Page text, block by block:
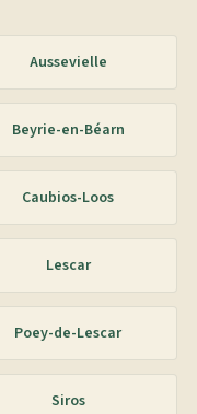
Aussevielle
Beyrie-en-Béarn
Caubios-Loos
Lescar
Poey-de-Lescar
Siros